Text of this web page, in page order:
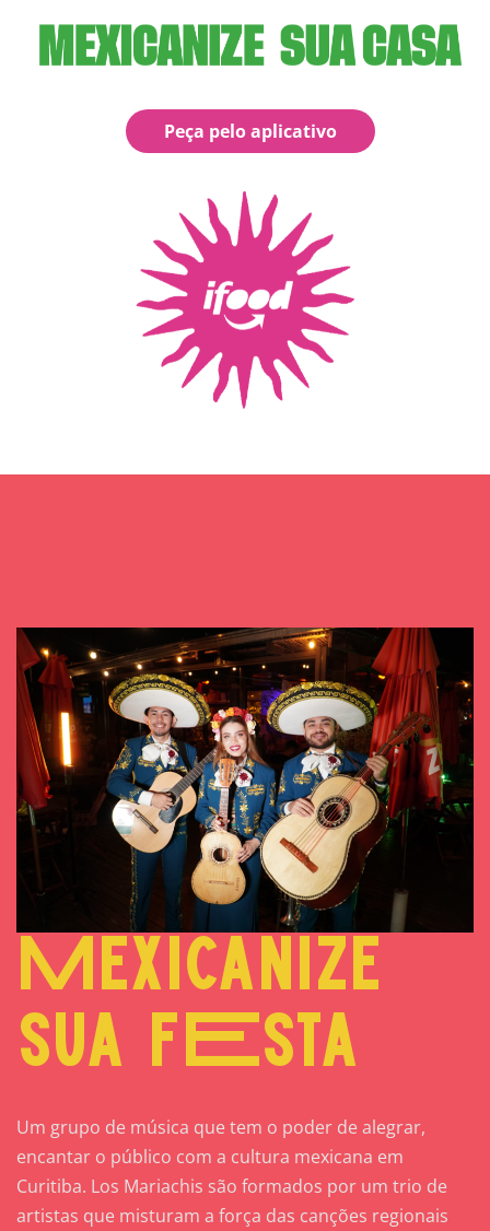
Peça pelo aplicativo
Mexicanize
sua fEsta
Um grupo de música que tem o poder de alegrar,
encantar o público com a cultura mexicana em
Curitiba. Los Mariachis são formados por um trio de
artistas que misturam a força das canções regionais